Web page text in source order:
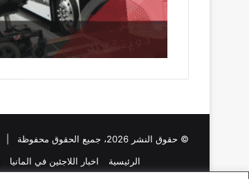
© حقوق النشر 2026، جميع الحقوق محفوظة |
الرئيسية
اخبار اللاجئين في المانيا